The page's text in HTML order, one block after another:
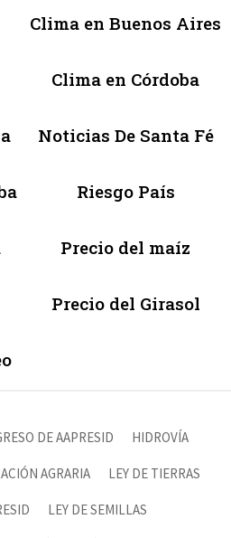
Clima en Buenos Aires
Clima en Córdoba
Noticias De Santa Fé
Riesgo País
Precio del maíz
Precio del Girasol
DE AAPRESID HIDROVÍA
AGRARIA LEY DE TIERRAS
LEY DE SEMILLAS